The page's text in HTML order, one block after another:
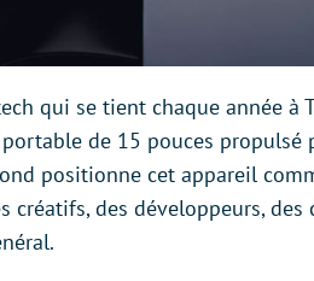
qui se tient chaque année à
de 15 pouces propulsé
positionne cet appareil
créatifs, des développeurs, des